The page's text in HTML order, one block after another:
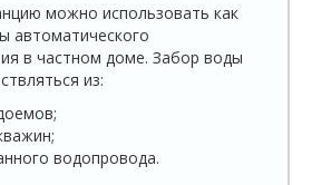
можно использовать как
автоматического
в частном доме. Забор воды
из:
водопровода.